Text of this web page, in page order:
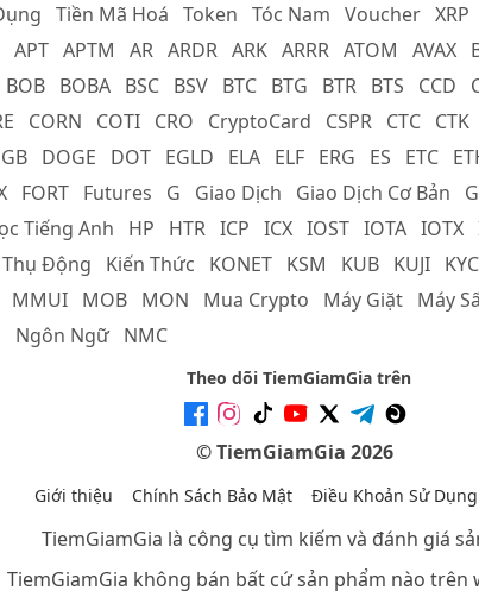
Tiền Mã Hoá Token Tóc Nam Voucher XRP
APT APTM AR ARDR ARK ARRR ATOM AVAX
BOB BOBA BSC BSV BTC BTG BTR BTS CCD
CORN COTI CRO CryptoCard CSPR CTC CTK
DOGE DOT EGLD ELA ELF ERG ES ETC
FORT Futures G Giao Dịch Giao Dịch Cơ Bản
Tiếng Anh HP HTR ICP ICX IOST IOTA IOTX
Động Kiến Thức KONET KSM KUB KUJI KYC
MMUI MOB MON Mua Crypto Máy Giặt Máy
Ngôn Ngữ NMC
Theo dõi TiemGiamGia trên
© TiemGiamGia 2026
Giới thiệu Chính Sách Bảo Mật Điều Khoản Sử Dụng
TiemGiamGia là công cụ tìm kiếm và đánh giá
TiemGiamGia không bán bất cứ sản phẩm nào trên